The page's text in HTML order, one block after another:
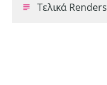
Τελικά Renders